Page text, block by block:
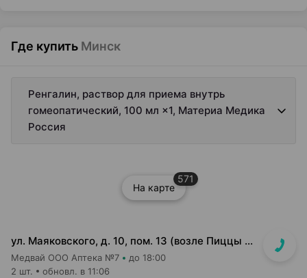
Где купить Минск
Ренгалин, раствор для приема внутрь
гомеопатический, 100 мл ×1, Материа Медика
Россия
На карте
571
ул. Маяковского, д. 10, пом. 13 (возле Пиццы Мании)
Медвай ООО Аптека №7 до 18:00
2 шт. обновл. в 11:06